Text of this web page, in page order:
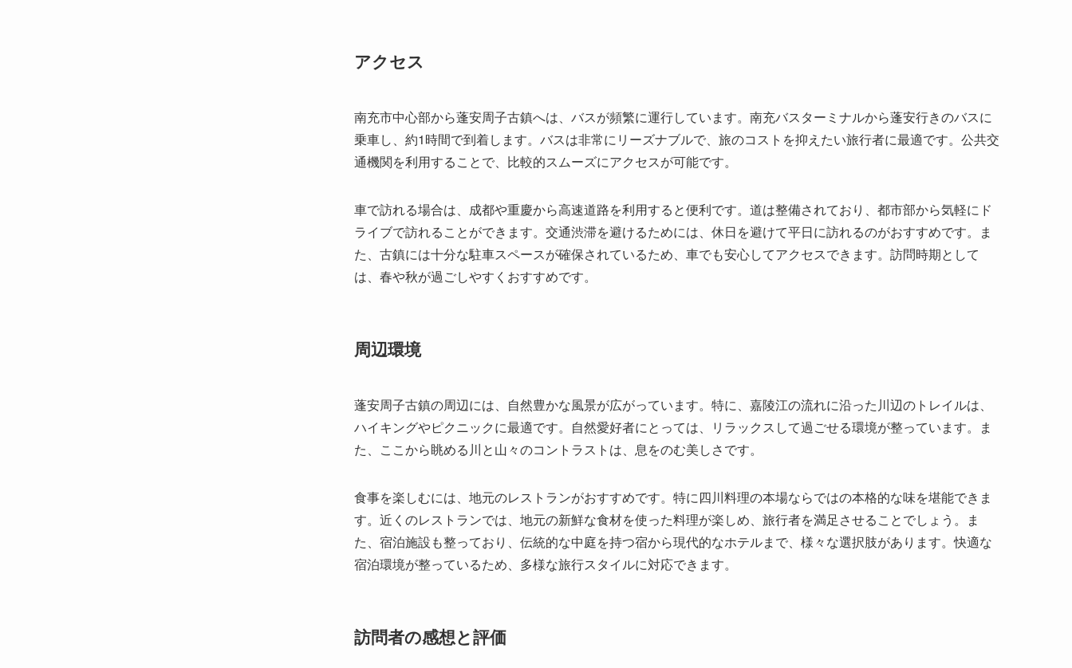
アクセス
南充市中心部から蓬安周子古鎮へは、バスが頻繁に運行しています。南充バスターミナルから蓬安行きのバスに
乗車し、約1時間で到着します。バスは非常にリーズナブルで、旅のコストを抑えたい旅行者に最適です。公共交
通機関を利用することで、比較的スムーズにアクセスが可能です。
車で訪れる場合は、成都や重慶から高速道路を利用すると便利です。道は整備されており、都市部から気軽にド
ライブで訪れることができます。交通渋滞を避けるためには、休日を避けて平日に訪れるのがおすすめです。ま
た、古鎮には十分な駐車スペースが確保されているため、車でも安心してアクセスできます。訪問時期として
は、春や秋が過ごしやすくおすすめです。
周辺環境
蓬安周子古鎮の周辺には、自然豊かな風景が広がっています。特に、嘉陵江の流れに沿った川辺のトレイルは、
ハイキングやピクニックに最適です。自然愛好者にとっては、リラックスして過ごせる環境が整っています。ま
た、ここから眺める川と山々のコントラストは、息をのむ美しさです。
食事を楽しむには、地元のレストランがおすすめです。特に四川料理の本場ならではの本格的な味を堪能できま
す。近くのレストランでは、地元の新鮮な食材を使った料理が楽しめ、旅行者を満足させることでしょう。ま
た、宿泊施設も整っており、伝統的な中庭を持つ宿から現代的なホテルまで、様々な選択肢があります。快適な
宿泊環境が整っているため、多様な旅行スタイルに対応できます。
訪問者の感想と評価